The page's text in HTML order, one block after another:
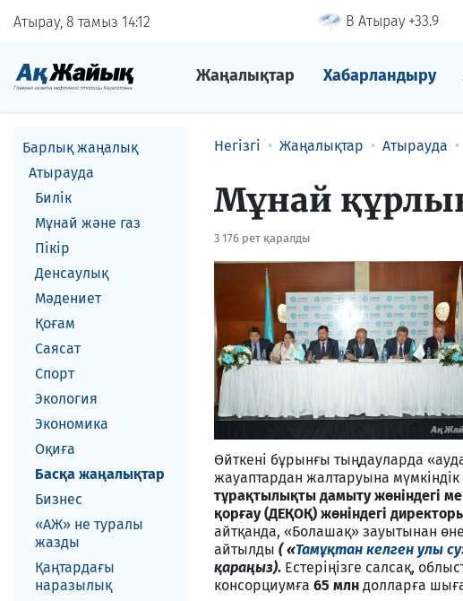
Атырау, 8 тамыз 1412 В Атырау +33.9
Жаңалықтар Хабарландыру
Барлық жаңалық
Атырауда
Билік
Мұнай және газ
Пікір
Денсаулық
Мәдениет
Қоғам
Саясат
Спорт
Экология
Экономика
Оқиға
Басқа жаңалықтар
Бизнес
«АЖ» не туралы
жазды
Қаңтардағы
наразылық
Негізгі Жаңалықтар Атырауда
Мұнай
3 176 рет қаралды
Өйткені бұрынғы тыңдауларда
жауаптардан жалтаруына мүмкіндік
тұрақтылықты дамыту жөніндегі
қорғау (ДЕҚОҚ) жөніндегі
айтқанда, «Болашақ» зауытынан
айтылды («Тамұқтан келген улы су
қараңыз). Естеріңізге салсақ,
консорциумға 65 млн долларға